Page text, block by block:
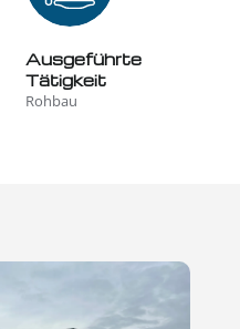
Aus­geführte
Tätigkeit
Rohbau